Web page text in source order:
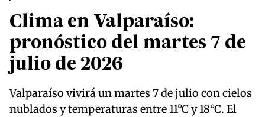
Clima en Valparaíso:
pronóstico del martes 7 de
julio de 2026
Valparaíso vivirá un martes 7 de julio con cielos
nublados y temperaturas entre 11°C y 18°C. El